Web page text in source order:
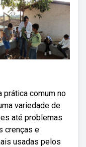
comum no
variedade de
até problemas
crenças e
usadas pelos